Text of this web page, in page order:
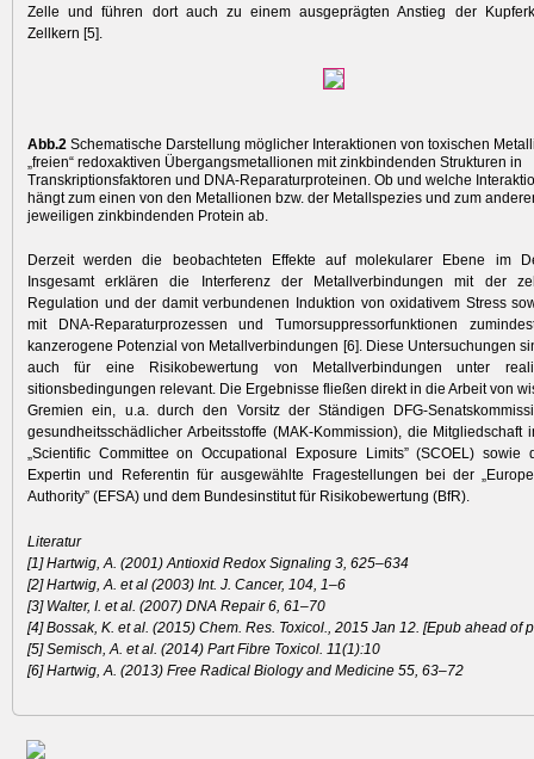
Zelle und führen dort auch zu einem ausgeprägten Anstieg der
Zellkern [5].
Abb.2 Schematische Darstellung möglicher Interaktionen von toxischen
„freien“ ­redoxaktiven Übergangsmetallionen mit zinkbindenden Strukturen in
Transkriptionsfaktoren und DNA-Reparaturproteinen. Ob und welche
hängt zum einen von den Metallionen bzw. der Metallspezies und zum
jeweiligen zinkbindenden Protein ab.
Derzeit werden die beobachteten Effekte auf molekularer Ebene im
Insgesamt erklären die Interferenz der Metallverbindungen mit der
Regulation und der damit verbundenen Induktion von oxidativem Stress
mit DNA-Reparaturprozessen und Tumorsuppressorfunktionen
kanzerogene Potenzial von Metallverbindungen [6]. Diese Untersuchungen
auch für eine Risikobewertung von Metallverbindungen unter
sitionsbedingungen relevant. Die Ergebnisse fließen direkt in die Arbeit von
Gremien ein, u.a. durch den Vorsitz der Ständigen DFG-
gesundheitsschädlicher Arbeitsstoffe (MAK-Kommission), die Mitgliedschaft
„Scientific Committee on Occupational Exposure Limits” (SCOEL) sowie
Expertin und Referentin für ausgewählte Frage­stellungen bei der
Authority” (EFSA) und dem Bundesinstitut für Risikobewertung (BfR).
Literatur
[1] Hartwig, A. (2001) Antioxid Redox Signaling 3, 625–634
[2] Hartwig, A. et al (2003) Int. J. Cancer, 104, 1–6
[3] Walter, I. et al. (2007) DNA Repair 6, 61–70
[4] Bossak, K. et al. (2015) Chem. Res. Toxicol., 2015 Jan 12. [Epub ahead of
[5] Semisch, A. et al. (2014) Part Fibre Toxicol. 11(1):10
[6] Hartwig, A. (2013) Free Radical Biology and Medicine 55, 63–72